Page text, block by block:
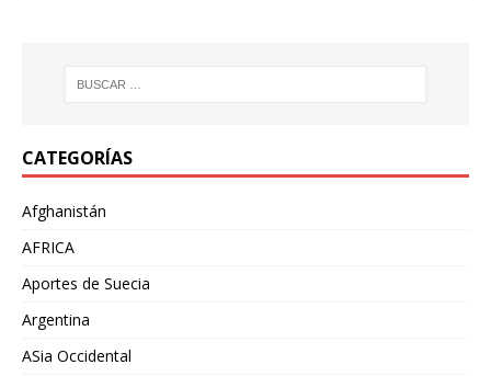
CATEGORÍAS
Afghanistán
AFRICA
Aportes de Suecia
Argentina
ASia Occidental